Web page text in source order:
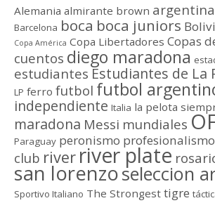
Alemania almirante brown argentina
Barcelona boca boca juniors
Copa América Copa Libertadores Copas
cuentos diego maradona
estudiantes Estudiantes de La
LP ferro futbol futbol
independiente Italia la pelota
maradona Messi mundiales
Paraguay peronismo profesionalismo
club river river plate
san lorenzoseleccion
Sportivo Italiano The Strongest tigre